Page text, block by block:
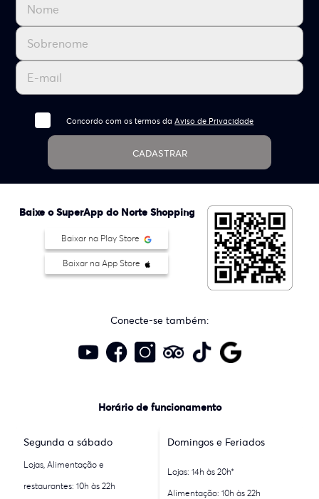
Concordo com os termos daAviso de Privacidade
CADASTRAR
Baixe o SuperApp do Norte Shopping
Baixar na Play Store
Baixar na App Store
Conecte-se também:
Horário de funcionamento
Segunda a sábado
Lojas, Alimentação e
restaurantes: 10h às 22h
Domingos e Feriados
Lojas: 14h às 20h*
Alimentação: 10h às 22h